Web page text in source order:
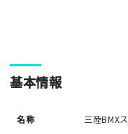
基本情報
名称 三陸BMX